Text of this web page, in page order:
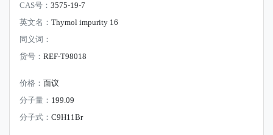
CAS号： 3575-19-7
英文名： Thymol impurity 16
同义词：
货号： REF-T98018
价格： 面议
分子量： 199.09
分子式： C9H11Br